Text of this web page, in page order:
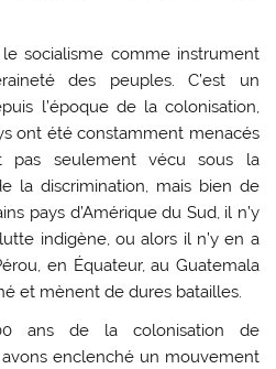
socialisme comme instrument
des peuples. C’est un
l’époque de la colonisation,
ont été constamment menacés
pas seulement vécu sous la
la discrimination, mais bien de
pays d’Amérique du Sud, il n’y
indigène, ou alors il n’y en a
en Équateur, au Guatemala
et mènent de dures batailles.
ans de la colonisation de
avons enclenché un mouvement